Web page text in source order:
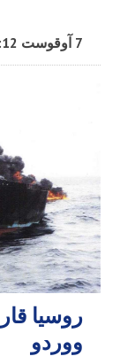
7 آوقوست 14:12
روسیا
ووردو